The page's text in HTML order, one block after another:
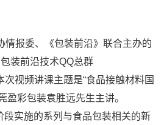
情报委、《包装前沿》联合主办的
装前沿技术QQ总群
次视频讲课主题是“食品接触材料国
盈彩包装袁胜远先生主讲。
段实施的系列与食品包装相关的新